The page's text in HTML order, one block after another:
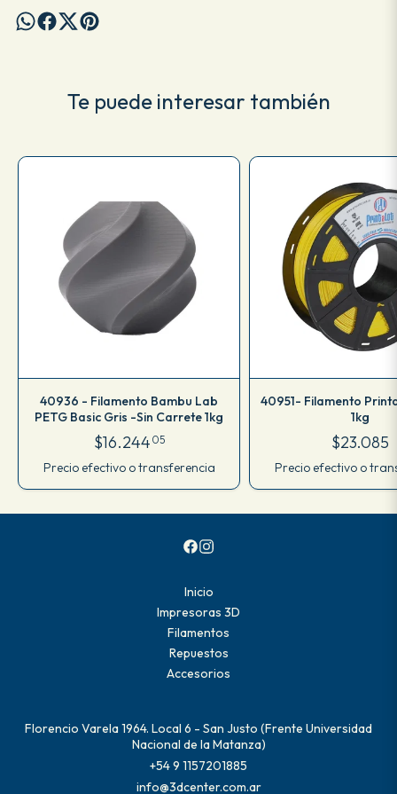
Te puede interesar también
40936 - Filamento Bambu Lab
PETG Basic Gris -Sin Carrete 1kg
$16.244 05
Precio efectivo o transferencia
40951- Filamento
1kg
$23.085
Precio efectivo o
Inicio
Impresoras 3D
Filamentos
Repuestos
Accesorios
Florencio Varela 1964. Local 6 - San Justo (Frente Universidad
Nacional de la Matanza)
+54 9 1157201885
info@3dcenter.com.ar